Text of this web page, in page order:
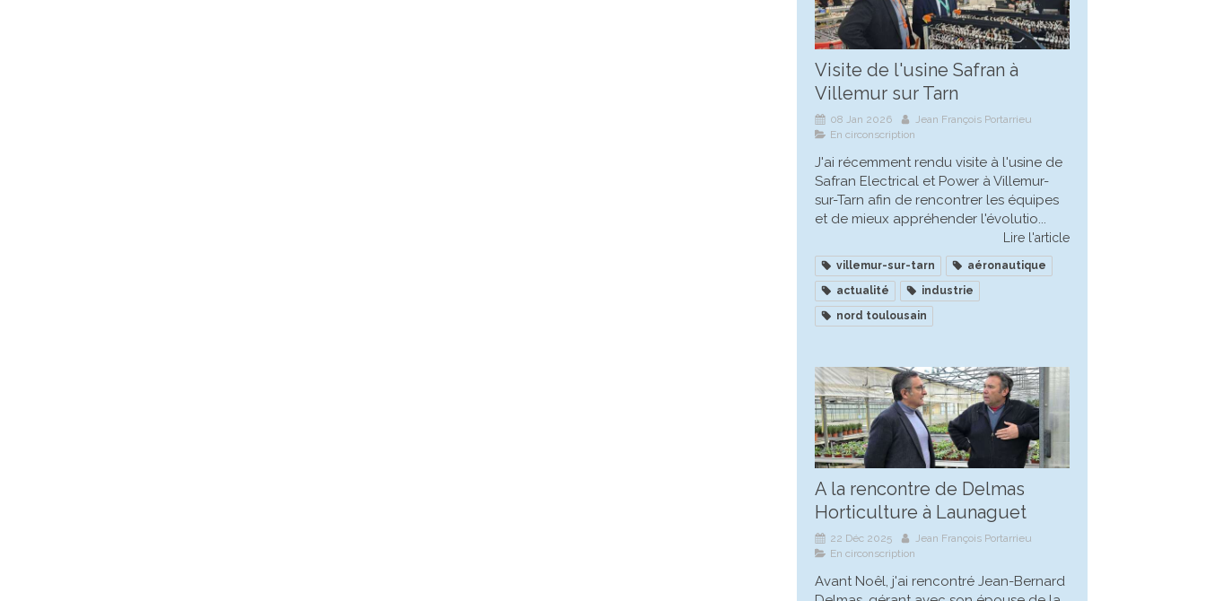
Visite de l'usine Safran à
Villemur sur Tarn
08 Jan 2026
Jean François Portarrieu
En circonscription
J'ai récemment rendu visite à l'usine de
Safran Electrical et Power à Villemur-
sur-Tarn afin de rencontrer les équipes
et de mieux appréhender l'évolutio...
Lire l'article
villemur-sur-tarn
aéronautique
actualité
industrie
nord toulousain
A la rencontre de Delmas
Horticulture à Launaguet
22 Déc 2025
Jean François Portarrieu
En circonscription
Avant Noêl, j'ai rencontré Jean-Bernard